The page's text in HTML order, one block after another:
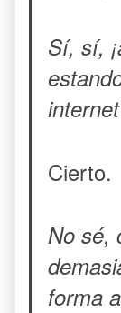
Sí, sí,
Cierto.
No sé,
forma